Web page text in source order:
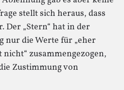
stellt sich heraus, dass
Der „Stern“ hat in der
nur die Werte für „eher
zusammengezogen,
Zustimmung von